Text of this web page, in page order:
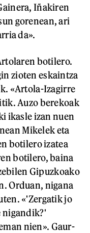
Iñakiren
gorenean, ari
da».
botilero.
zioten eskaintza
«Artola-Izagirre
Auzo berekoak
ikasle izan nuen
Mikelek eta
botilero izatea
botilero, baina
Gipuzkoako
Orduan, nigana
«'Zergatik jo
nigandik?'
nien». Gaur-